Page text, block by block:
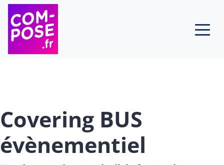
Skip to content
Covering BUS
évènementiel